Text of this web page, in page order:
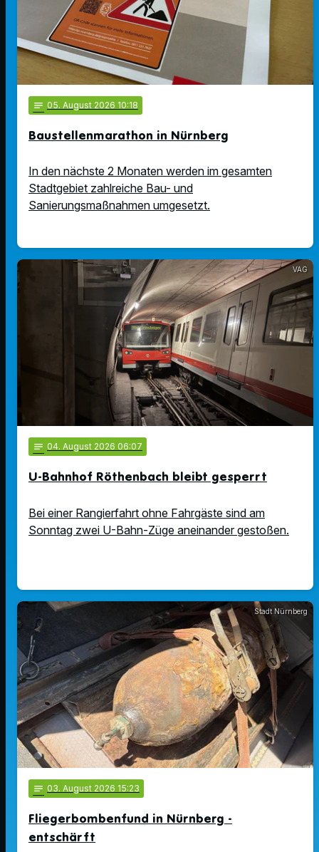
notes 05. August 2026 10:18
Baustellenmarathon in Nürnberg
In den nächste 2 Monaten werden im gesamten
Stadtgebiet zahlreiche Bau- und
Sanierungsmaßnahmen umgesetzt.
VAG
notes 04. August 2026 06:07
U-Bahnhof Röthenbach bleibt gesperrt
Bei einer Rangierfahrt ohne Fahrgäste sind am
Sonntag zwei U-Bahn-Züge aneinander gestoßen.
Stadt Nürnberg
notes 03. August 2026 15:23
Fliegerbombenfund in Nürnberg -
entschärft